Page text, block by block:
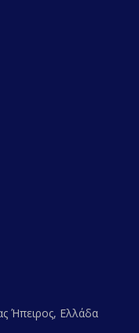
Ήπειρος, Ελλάδα